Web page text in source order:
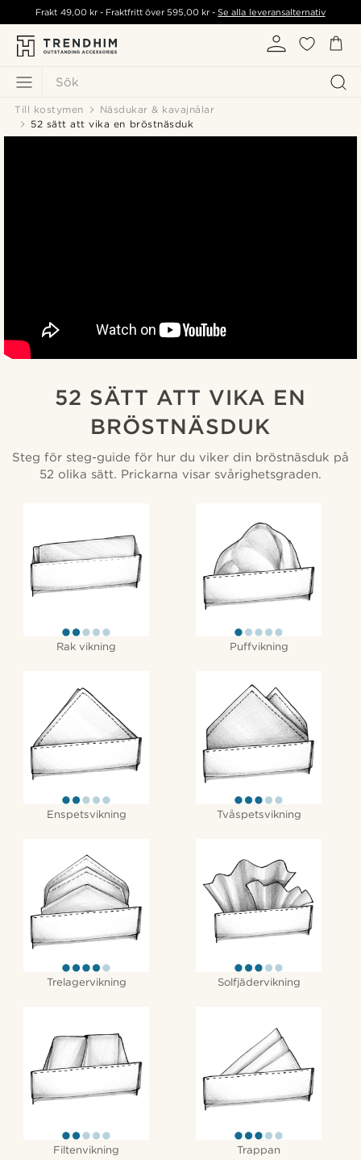
Sök
Frakt 49,00 kr- Fraktfritt över595,00 kr -Se alla leveransalternativ
Till kostymen
Näsdukar & kavajnålar
52 sätt att vika en bröstnäsduk
52 SÄTT ATT VIKA EN
BRÖSTNÄSDUK
Steg för steg-guide för hur du viker din bröstnäsduk på
52 olika sätt. Prickarna visar svårighetsgraden.
Rak vikning Puffvikning
Enspetsvikning Tvåspetsvikning
Trelagervikning Solfjädervikning
Filtenvikning Trappan